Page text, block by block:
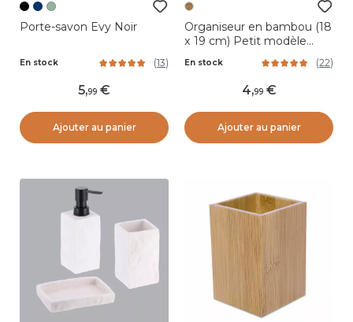
Porte-savon Evy Noir
En stock (13)
5,99
Ajouter au panier
Organiseur en bambou (18
x 19 cm) Petit modèle
En stock (22)
4,99
Ajouter au panier